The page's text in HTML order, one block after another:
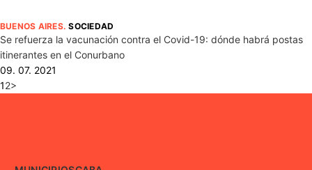
BUENOS AIRES.SOCIEDAD
Se refuerza la vacunación contra el Covid-19: dónde habrá postas
itinerantes en el Conurbano
09. 07. 2021
12>